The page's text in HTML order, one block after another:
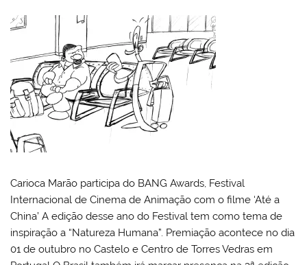
Carioca Marão participa do BANG Awards, Festival
Internacional de Cinema de Animação com o filme ‘Até a
China’ A edição desse ano do Festival tem como tema de
inspiração a “Natureza Humana”. Premiação acontece no dia
01 de outubro no Castelo e Centro de Torres Vedras em